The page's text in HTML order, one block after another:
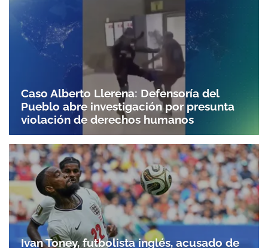
Caso Alberto Llerena: Defensoría del
Pueblo abre investigación por presunta
violación de derechos humanos
Ivan Toney, futbolista inglés, acusado de